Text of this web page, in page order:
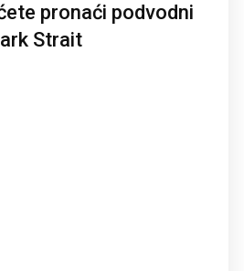
pronaći podvodni
Strait